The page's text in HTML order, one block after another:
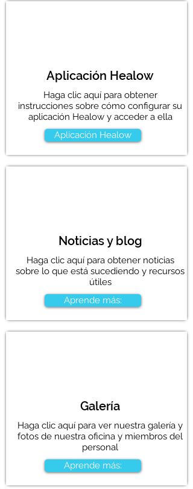
Aplicación Healow
Haga clic aquí para obtener
instrucciones sobre cómo configurar su
aplicación Healow y acceder a ella
Aplicación Healow
Noticias y blog
Haga clic aquí para obtener noticias
sobre lo que está sucediendo y recursos
útiles
Aprende más:
Galería
Haga clic aquí para ver nuestra galería y
fotos de nuestra oficina y miembros del
personal
Aprende más: